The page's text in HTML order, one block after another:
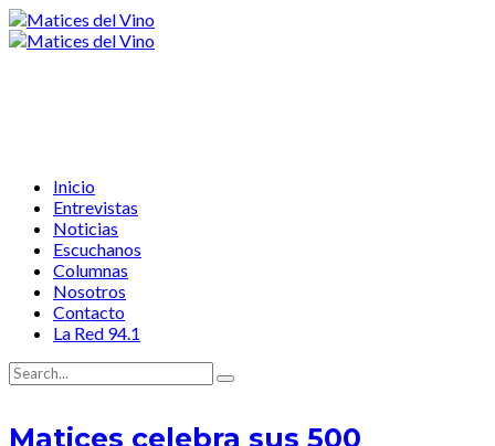
Inicio
Entrevistas
Noticias
Escuchanos
Columnas
Nosotros
Contacto
La Red 94.1
Matices celebra sus 500